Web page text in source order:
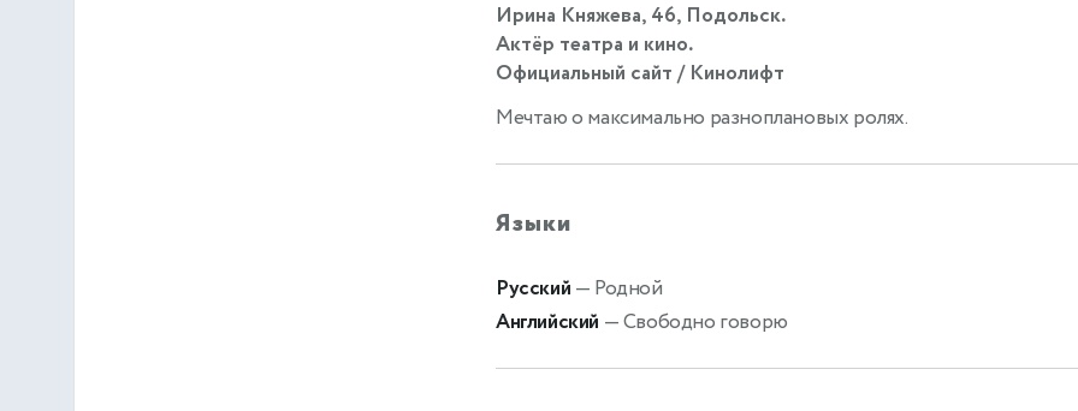
Ирина Княжева, 46, Подольск.
Актёр театра и кино.
Официальный сайт / Кинолифт
Мечтаю о максимально разноплановых ролях.
Языки
Русский — Родной
Английский — Свободно говорю